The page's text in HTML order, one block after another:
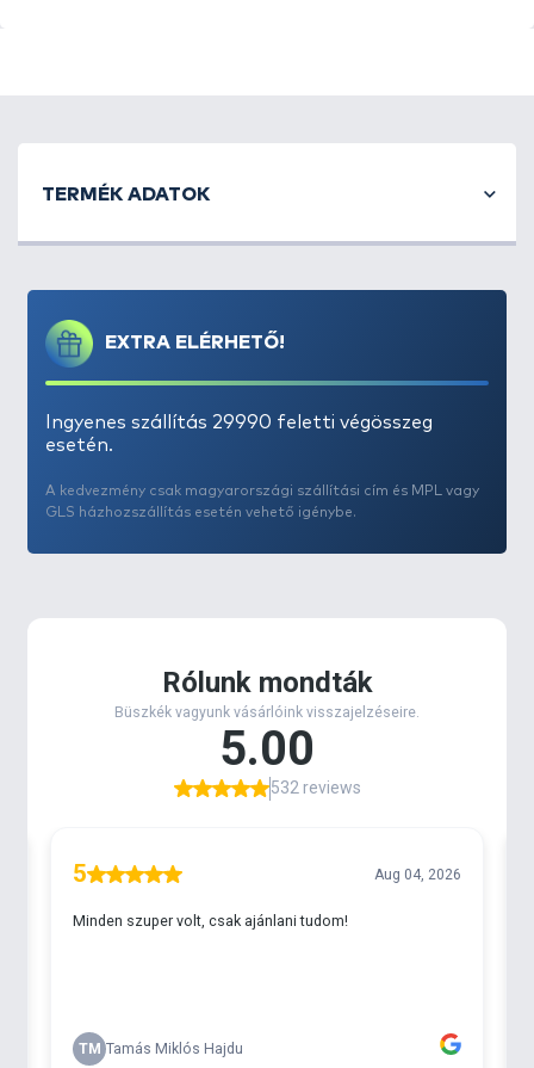
EXTRA ELÉRHETŐ!
Ingyenes szállítás 29990 feletti végösszeg
esetén.
A kedvezmény csak magyarországi szállítási cím és MPL vagy
GLS házhozszállítás esetén vehető igénybe.
TERMÉK ADATOK